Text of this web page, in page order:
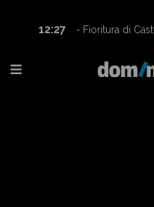
12:27
- Fioritura di